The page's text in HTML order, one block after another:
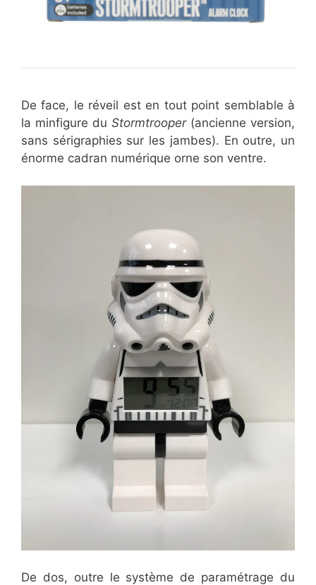
De face, le réveil est en tout point semblable à
la minfigure du Stormtrooper(ancienne version,
sans sérigraphies sur les jambes). En outre, un
énorme cadran numérique orne son ventre.
De dos, outre le système de paramétrage du